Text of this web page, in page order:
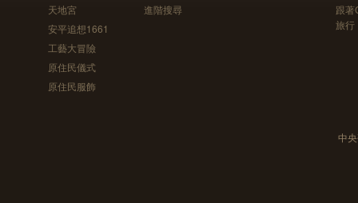
天地宮
安平追想1661
工藝大冒險
原住民儀式
原住民服飾
進階搜尋
跟
旅行
中